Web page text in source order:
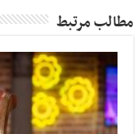
مطالب مرتبط